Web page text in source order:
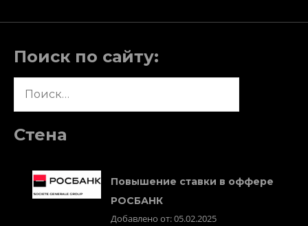
Поиск по сайту:
Стена
Повышение ставки в оффере
РОСБАНК
Добавлено от: 05.02.2025